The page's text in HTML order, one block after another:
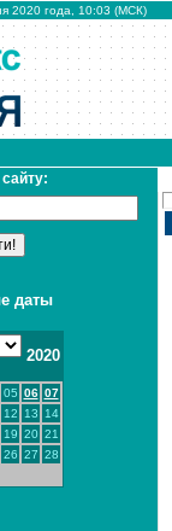
2020 года, 10:03 (МСК)
даты
2020
05 06 07
12 13
14
19 20 21
26 27 28